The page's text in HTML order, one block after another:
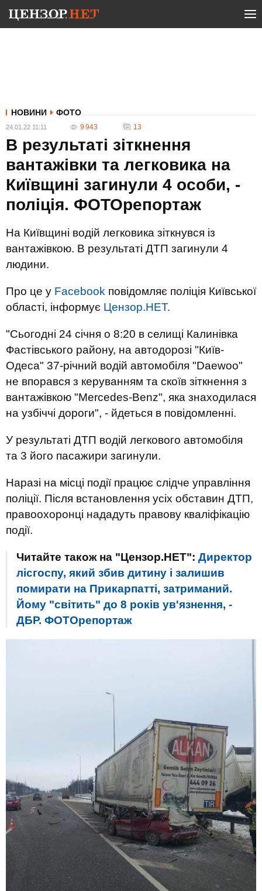
НОВИНИ ФОТО
24.01.22 11:11 9 943 13
В результаті зіткнення
вантажівки та легковика на
Київщині загинули 4 особи, -
поліція. ФОТОрепортаж
На Київщині водій легковика зіткнувся із
вантажівкою. В результаті ДТП загинули 4
людини.
Про це у Facebook повідомляє поліція Київської
області, інформує Цензор.НЕТ.
"Сьогодні 24 січня о 8:20 в селищі Калинівка
Фастівського району, на автодорозі "Київ-
Одеса" 37-річний водій автомобіля "Daewoo"
не впорався з керуванням та скоїв зіткнення з
вантажівкою "Мercedes-Benz", яка знаходилася
на узбіччі дороги", - йдеться в повідомленні.
У результаті ДТП водій легкового автомобіля
та 3 його пасажири загинули.
Наразі на місці події працює слідче управління
поліції. Після встановлення усіх обставин ДТП,
правоохоронці нададуть правову кваліфікацію
події.
Читайте також на "Цензор.НЕТ": Директор
лісгоспу, який збив дитину і залишив
помирати на Прикарпатті, затриманий.
Йому "світить" до 8 років ув'язнення, -
ДБР. ФОТОрепортаж